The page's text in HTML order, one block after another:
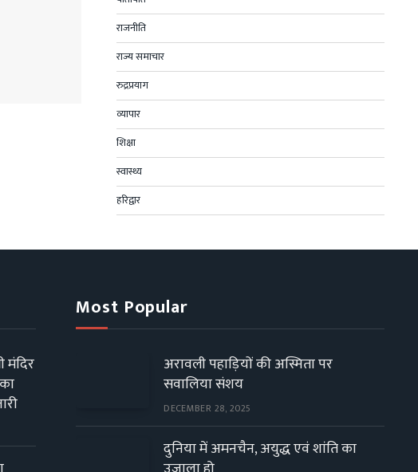
राजनीति
राज्य समाचार
रुद्रप्रयाग
व्यापार
शिक्षा
स्वास्थ्य
हरिद्वार
मंदिर
Most Popular
अरावली पहाड़ियों की अस्मिता पर
सवालिया संशय
DECEMBER 28, 2025
दुनिया में अमनचैन, अयुद्ध एवं शांति का